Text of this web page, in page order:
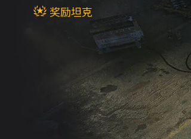
坦克百科
评级
奖励坦克